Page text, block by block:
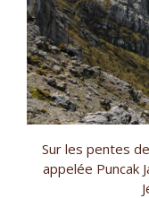
Sur les pentes
appelée Puncak